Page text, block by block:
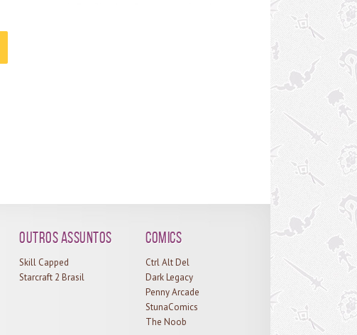
Outros assuntos
Skill Capped
Starcraft 2 Brasil
Comics
Ctrl Alt Del
Dark Legacy
Penny Arcade
StunaComics
The Noob